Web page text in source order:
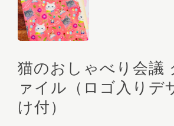
猫のおしゃべり会議
ァイル（ロゴ入りデ
け付）